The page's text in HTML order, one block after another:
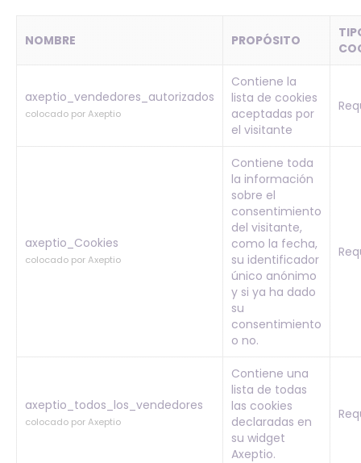
NOMBRE PROPÓSITO
axeptio_vendedores_autorizados
colocado por Axeptio
Contiene la
lista de cookies
aceptadas por
el visitante
axeptio_Cookies
colocado por Axeptio
Contiene toda
la información
sobre el
consentimiento
del visitante,
como la fecha,
su identificador
único anónimo
y si ya ha dado
su
consentimiento
o no.
axeptio_todos_los_vendedores
colocado por Axeptio
Contiene una
lista de todas
las cookies
declaradas en
su widget
Axeptio.